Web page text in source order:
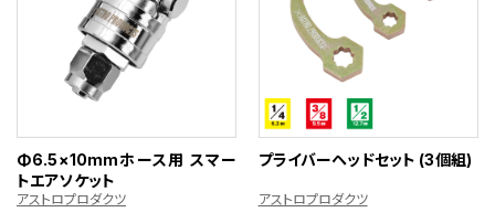
Φ6.5×10mmホース用 スマー
トエアソケット
アストロプロダクツ
プライバーヘッドセット (3個組)
アストロプロダクツ